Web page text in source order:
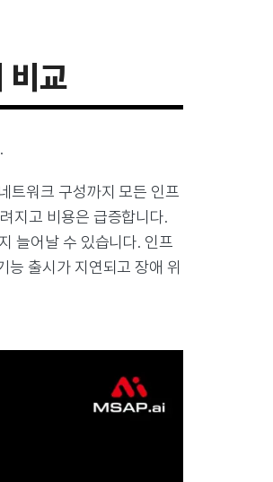
비교
트워크 구성까지 모든 인프
지고 비용은 급증합니다.
늘어날 수 있습니다. 인프
출시가 지연되고 장애 위